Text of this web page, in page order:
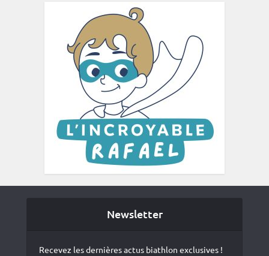
Newsletter
Recevez les dernières actus biathlon exclusives !